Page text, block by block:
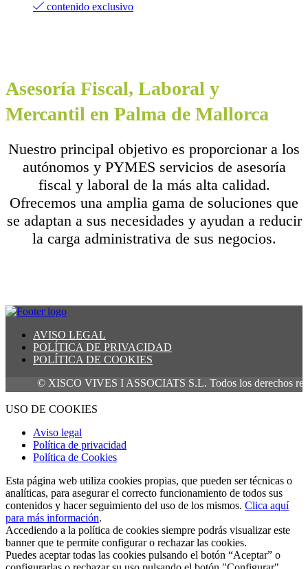
contenido exclusivo
Asesoría Fiscal, Laboral y
Mercantil en Palma de Mallorca
Nuestro principal objetivo es proporcionar a los
autónomos y PYMES servicios de asesoría
fiscal y laboral de la más alta calidad.
Ofrecemos una amplia gama de soluciones que
se adaptan a sus necesidades y ayudan a reducir
la carga administrativa de sus negocios.
AVISO LEGAL
POLÍTICA DE PRIVACIDAD
POLÍTICA DE COOKIES
© XISCO VIVES I ASSOCIATS S.L. Todos los derechos
USO DE COOKIES
Aviso legal
Política de privacidad
Política de Cookies
Esta página web utiliza cookies propias, que pueden ser técnicas o
analíticas, para asegurar el correcto funcionamiento de todos sus
contenidos y hacer seguimiento del uso de los mismos. Clica aquí
para más información.
Accediendo a la política de cookies siempre podrás visualizar este
banner que te permite configurar o rechazar las cookies.
Puedes aceptar todas las cookies pulsando el botón “Aceptar” o